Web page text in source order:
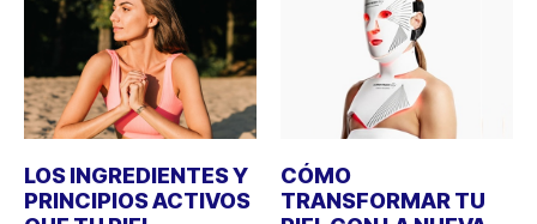
LOS INGREDIENTES Y
PRINCIPIOS ACTIVOS
CÓMO
TRANSFORMAR TU